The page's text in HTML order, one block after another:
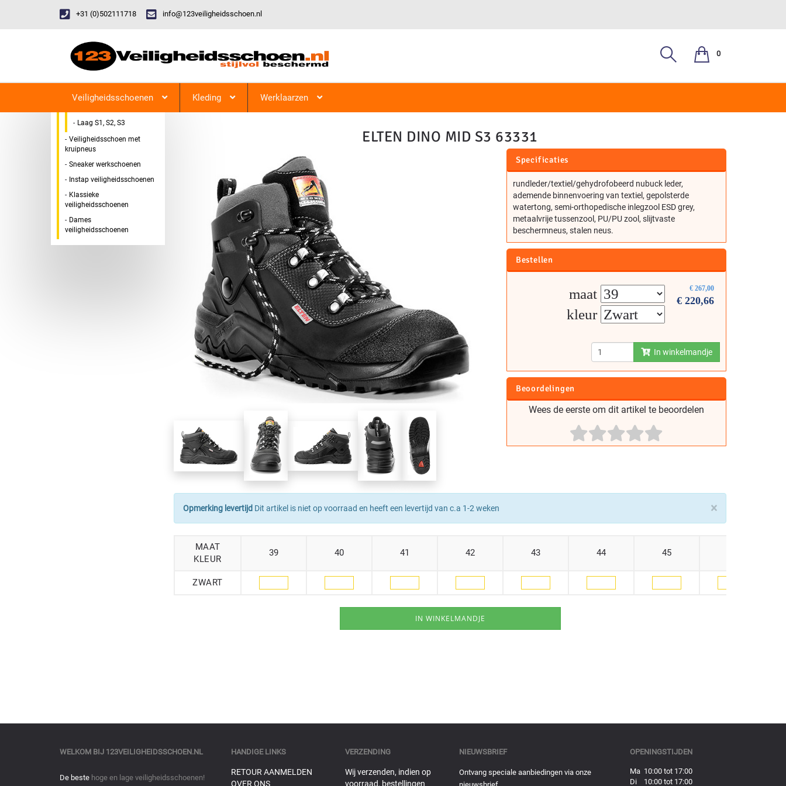
+31 (0)502111718 info@123veiligheidsschoen.nl
0
Veiligheidsschoenen Kleding Werklaarzen
123Veiligheidsschoen Veiligheidsschoen Hoog & Laag Veiligheidsschoenen Hoog S1, S2, S3
ELTEN DINO MID S3 63331
Specificaties
rundleder/textiel/gehydrofobeerd nubuck leder,
ademende binnenvoering van textiel, gepolsterde
watertong, semi-orthopedische inlegzool ESD grey,
metaalvrije tussenzool, PU/PU zool, slijtvaste
beschermneus, stalen neus.
Bestellen
€ 267,00
€ 220,66
maat
kleur
In winkelmandje
Beoordelingen
Wees de eerste om dit artikel te beoordelen
×
Opmerking levertijd Dit artikel is niet op voorraad en heeft een levertijd van c.a 1-2 weken
MAAT
KLEUR
39 40 41 42 43 44 45
ZWART
Categorieen
Veiligheidsschoen Hoog &
Laag
Laag S1, S2, S3
Veiligheidsschoen met
kruipneus
Sneaker werkschoenen
Instap veiligheidsschoenen
Klassieke
veiligheidsschoenen
Dames
veiligheidsschoenen
WELKOM BIJ 123VEILIGHEIDSSCHOEN.NL
De beste hoge en lage veiligheidsschoenen!
HANDIGE LINKS
RETOUR AANMELDEN
OVER ONS
VERZENDING
Wij verzenden, indien op
voorraad, bestellingen
NIEUWSBRIEF
Ontvang speciale aanbiedingen via onze
OPENINGSTIJDEN
Ma 10:00 tot 17:00
Di 10:00 tot 17:00